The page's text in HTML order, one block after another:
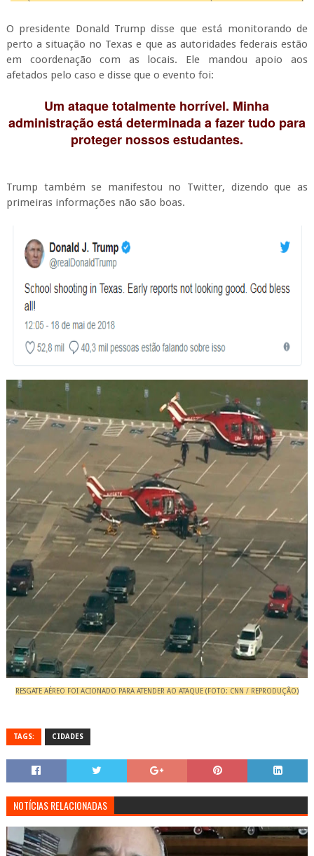
O presidente Donald Trump disse que está monitorando de
perto a situação no Texas e que as autoridades federais estão
em coordenação com as locais. Ele mandou apoio aos
afetados pelo caso e disse que o evento foi:
Um ataque totalmente horrível. Minha
administração está determinada a fazer tudo para
proteger nossos estudantes.
Trump também se manifestou no Twitter, dizendo que as
primeiras informações não são boas.
RESGATE AÉREO FOI ACIONADO PARA ATENDER AO ATAQUE (FOTO: CNN / REPRODUÇÃO)
TAGS: CIDADES
NOTÍCIAS RELACIONADAS